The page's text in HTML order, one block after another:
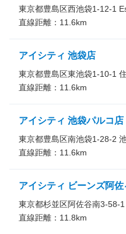
東京都豊島区西池袋1-12-1
直線距離： 11.6km
アイシティ 池袋店
東京都豊島区東池袋1-10-1
直線距離： 11.6km
アイシティ 池袋パルコ店
東京都豊島区南池袋1-28-2
直線距離： 11.6km
アイシティ ビーンズ阿佐
東京都杉並区阿佐谷南3-58-
直線距離： 11.8km